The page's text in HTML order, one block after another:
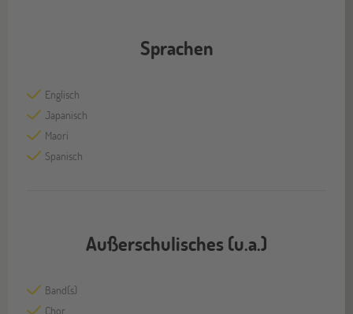
Sprachen
Englisch
Japanisch
Maori
Spanisch
Außerschulisches (u.a.)
Band(s)
Chor